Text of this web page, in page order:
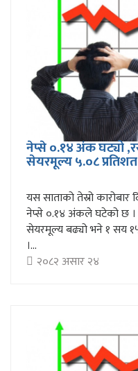
नेप्से ०.१४ अंक घट्यो
सेयरमूल्य ५.०८
यस साताको तेस्रो
नेप्से ०.१४ अंकले घटेको छ ।
सेयरमूल्य बढ्यो भने १ सय
।...
२०८२ असार २४